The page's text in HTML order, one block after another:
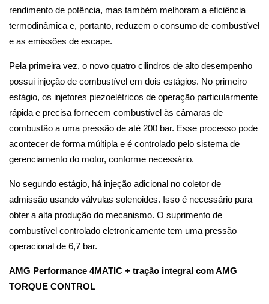
rendimento de potência, mas também melhoram a eficiência
termodinâmica e, portanto, reduzem o consumo de combustível
e as emissões de escape.
Pela primeira vez, o novo quatro cilindros de alto desempenho
possui injeção de combustível em dois estágios. No primeiro
estágio, os injetores piezoelétricos de operação particularmente
rápida e precisa fornecem combustível às câmaras de
combustão a uma pressão de até 200 bar. Esse processo pode
acontecer de forma múltipla e é controlado pelo sistema de
gerenciamento do motor, conforme necessário.
No segundo estágio, há injeção adicional no coletor de
admissão usando válvulas solenoides. Isso é necessário para
obter a alta produção do mecanismo. O suprimento de
combustível controlado eletronicamente tem uma pressão
operacional de 6,7 bar.
AMG Performance 4MATIC + tração integral com AMG
TORQUE CONTROL